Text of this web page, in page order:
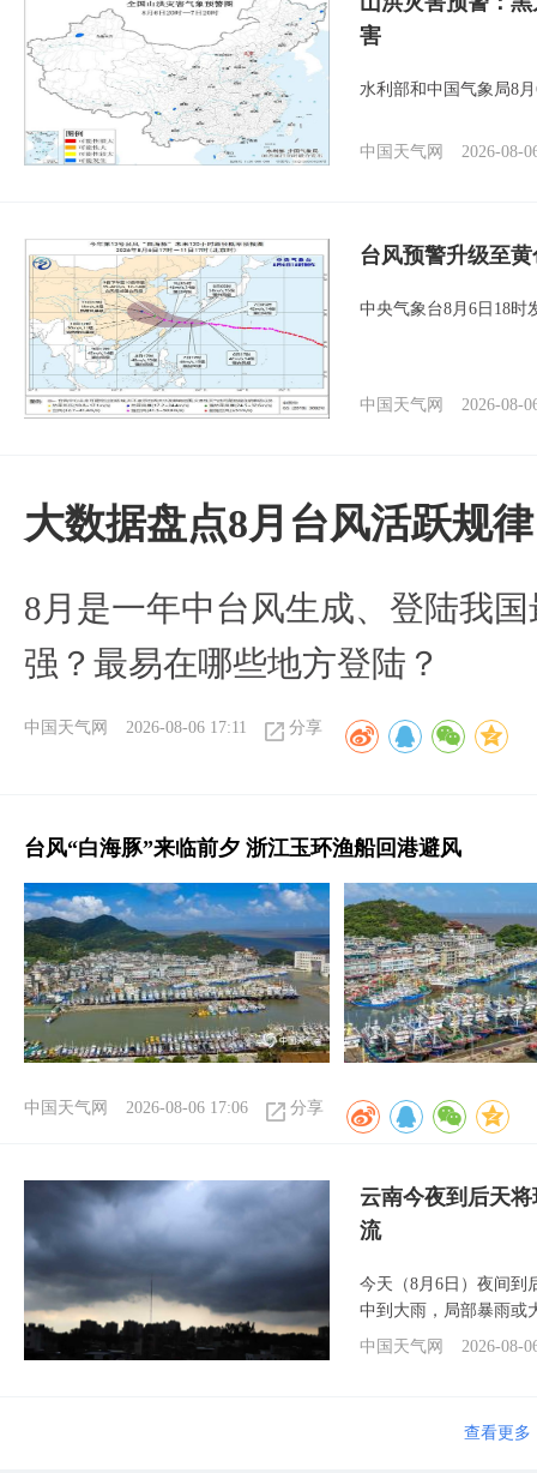
害
水利部和中国气象局8
中国天气网 2026-08-
台风预警升级至
中央气象台8月6日18时
中国天气网 2026-08-
大数据盘点8月台风活跃规律
8月是一年中台风生成、登陆我
强？最易在哪些地方登陆？
中国天气网 2026-08-06 17:11 分享
台风“白海豚”来临前夕 浙江玉环渔船回港避风
中国天气网 2026-08-06 17:06 分享
云南今夜到后天
流
今天（8月6日）夜间到
中到大雨，局部暴雨或
中国天气网
2026-08-
查看更多